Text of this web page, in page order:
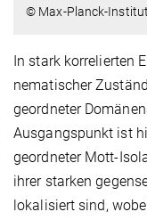
© Max-Planck-
In stark korrelierten
nematischer
geordneter
Ausgangspunkt ist
geordneter Mott-
ihrer starken
lokalisiert sind,